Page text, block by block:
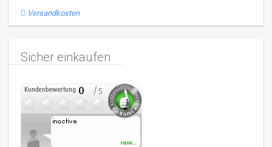
Versandkosten
Sicher einkaufen